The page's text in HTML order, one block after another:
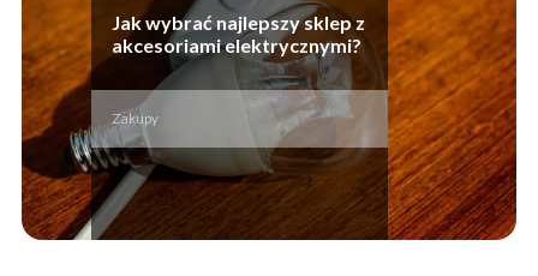
Jak wybrać najlepszy sklep z
akcesoriami elektrycznymi?
Zakupy